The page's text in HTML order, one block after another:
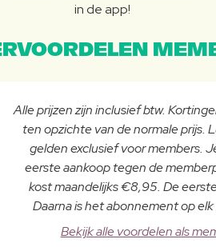
in de app!
Alle prijzen zijn inclusief btw.
ten opzichte van de normale prijs.
gelden exclusief voor members.
eerste aankoop tegen de
kost maandelijks €8,95. De
Daarna is het abonnement op
Bekijk alle voordelen als